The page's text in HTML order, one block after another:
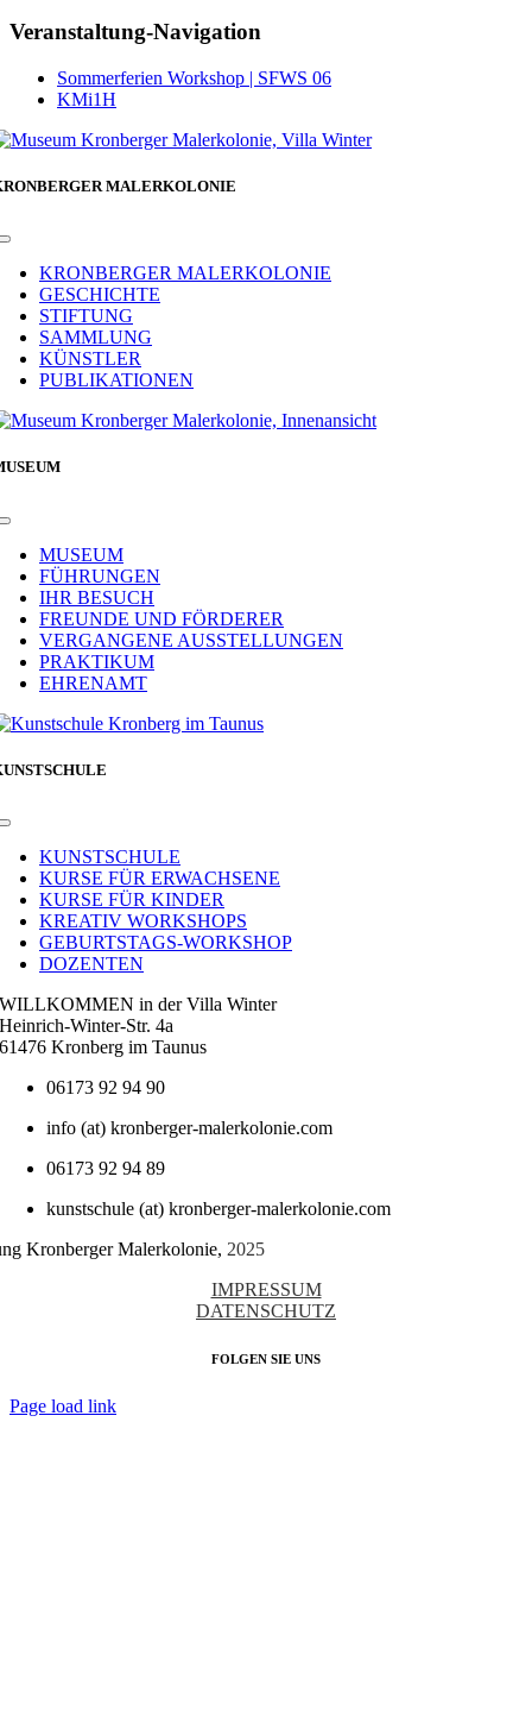
Facebook
Veranstaltung-Navigation
Sommerferien Workshop | SFWS 06
KMi1H
MALERKOLONIE
Toggle
NavigationKRONBERGER MALERKOLONIE
GESCHICHTE
STIFTUNG
SAMMLUNG
KÜNSTLER
PUBLIKATIONEN
Toggle
NavigationMUSEUM
FÜHRUNGEN
IHR BESUCH
FREUNDE UND FÖRDERER
VERGANGENE AUSSTELLUNGEN
PRAKTIKUM
EHRENAMT
Toggle
NavigationKUNSTSCHULE
KURSE FÜR ERWACHSENE
KURSE FÜR KINDER
KREATIV WORKSHOPS
GEBURTSTAGS-WORKSHOP
DOZENTEN
WILLKOMMEN in der Villa Winter
Heinrich-Winter-Str. 4a
61476 Kronberg im Taunus
06173 92 94 90
info (at) kronberger-malerkolonie.com
06173 92 94 89
kunstschule (at) kronberger-malerkolonie.com
Kronberger Malerkolonie, 2025
IMPRESSUM
DATENSCHUTZ
FOLGEN SIE UNS
Page load link